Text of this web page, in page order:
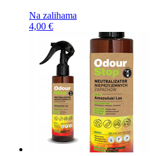
Na zalihama
4,00 €